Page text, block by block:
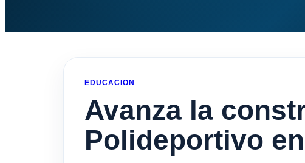
EDUCACION
Avanza la
Polideportivo